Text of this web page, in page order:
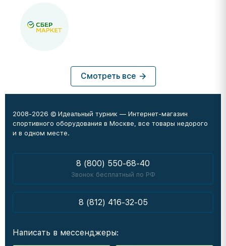
Смотреть все
2008-2026 © Идеальный турник — Интернет-магазин
спортивного оборудования в Москве, все товары недорого
и в одном месте.
8 (800) 550-68-40
Звонок бесплатный по РФ
8 (812) 416-32-05
Написать в мессенджеры: